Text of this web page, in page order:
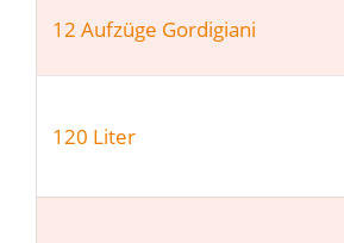
12 Aufzüge Gordigiani
120 Liter